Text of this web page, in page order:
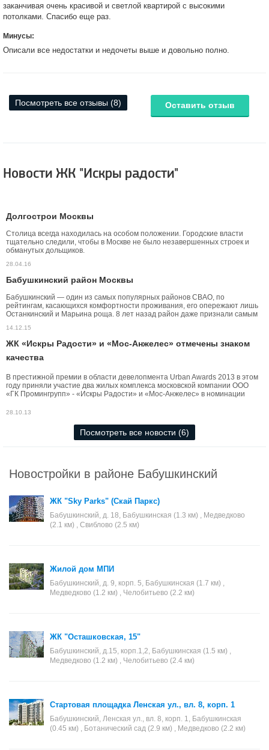
заканчивая очень красивой и светлой квартирой с высокими
потолками. Спасибо еще раз.
Минусы:
Описали все недостатки и недочеты выше и довольно полно.
Посмотреть все отзывы (8) Оставить отзыв
Новости ЖК "Искры радости"
Долгострои Москвы
Столица всегда находилась на особом положении. Городские власти
тщательно следили, чтобы в Москве не было незавершенных строек и
обманутых дольщиков.
28.04.16
Бабушкинский район Москвы
Бабушкинский — один из самых популярных районов СВАО, по
рейтингам, касающихся комфортности проживания, его опережают лишь
Останкинский и Марьина роща. 8 лет назад район даже признали самым
14.12.15
ЖК «Искры Радости» и «Мос-Анжелес» отмечены знаком
качества
В престижной премии в области девелопмента Urban Awards 2013 в этом
году приняли участие два жилых комплекса московской компании ООО
«ГК Промингрупп» - «Искры Радости» и «Мос-Анжелес» в номинации
28.10.13
Посмотреть все новости (6)
Новостройки в районе Бабушкинский
ЖК "Sky Parks" (Скай Паркс)
Бабушкинский, д. 18, Бабушкинская (1.3 км) , Медведково
(2.1 км) , Свиблово (2.5 км)
Жилой дом МПИ
Бабушкинский, д. 9, корп. 5, Бабушкинская (1.7 км) ,
Медведково (1.2 км) , Челобитьево (2.2 км)
ЖК "Осташковская, 15"
Бабушкинский, д.15, корп.1,2, Бабушкинская (1.5 км) ,
Медведково (1.2 км) , Челобитьево (2.4 км)
Стартовая площадка Ленская ул., вл. 8, корп. 1
Бабушкинский, Ленская ул., вл. 8, корп. 1, Бабушкинская
(0.45 км) , Ботанический сад (2.9 км) , Медведково (2.2 км)